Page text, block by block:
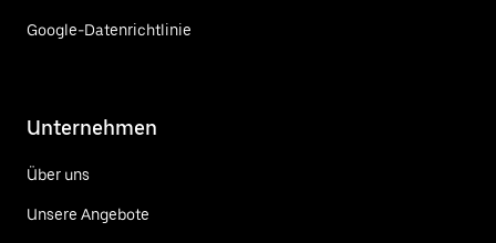
Google-Datenrichtlinie
Unternehmen
Über uns
Unsere Angebote